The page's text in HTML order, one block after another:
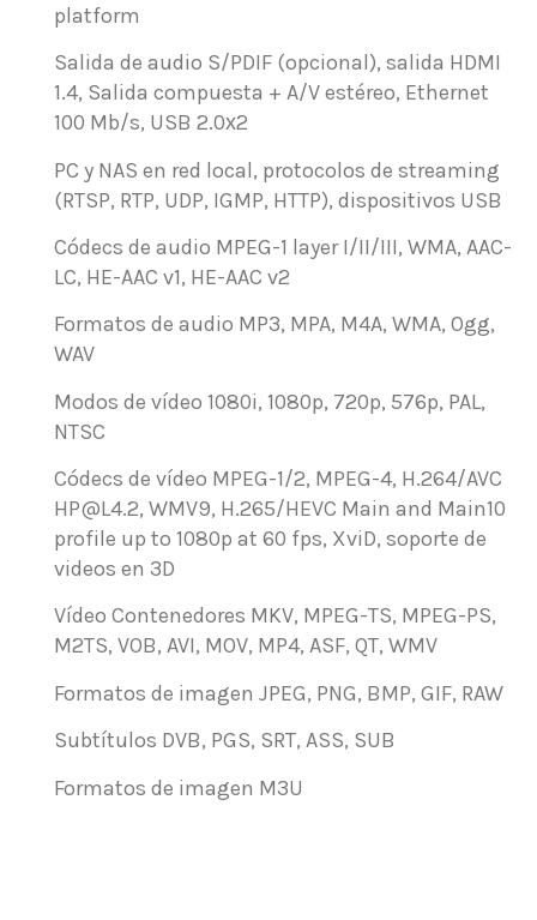
platform
Salida de audio S/PDIF (opcional), salida HDMI
1.4, Salida compuesta + A/V estéreo, Ethernet
100 Mb/s, USB 2.0х2
PC y NAS en red local, protocolos de streaming
(RTSP, RTP, UDP, IGMP, HTTP), dispositivos USB
Códecs de audio MPEG-1 layer I/II/III, WMA, AAC-
LC, HE-AAC v1, HE-AAC v2
Formatos de audio MP3, MPA, M4A, WMA, Ogg,
WAV
Modos de vídeo 1080i, 1080p, 720p, 576p, PAL,
NTSC
Códecs de vídeo MPEG-1/2, MPEG-4, H.264/AVC
HP@L4.2, WMV9, H.265/HEVC Main and Main10
profile up to 1080p at 60 fps, XviD, soporte de
videos en 3D
Vídeo Contenedores MKV, MPEG-TS, MPEG-PS,
M2TS, VOB, AVI, MOV, MP4, ASF, QT, WMV
Formatos de imagen JPEG, PNG, BMP, GIF, RAW
Subtítulos DVB, PGS, SRT, ASS, SUB
Formatos de imagen M3U